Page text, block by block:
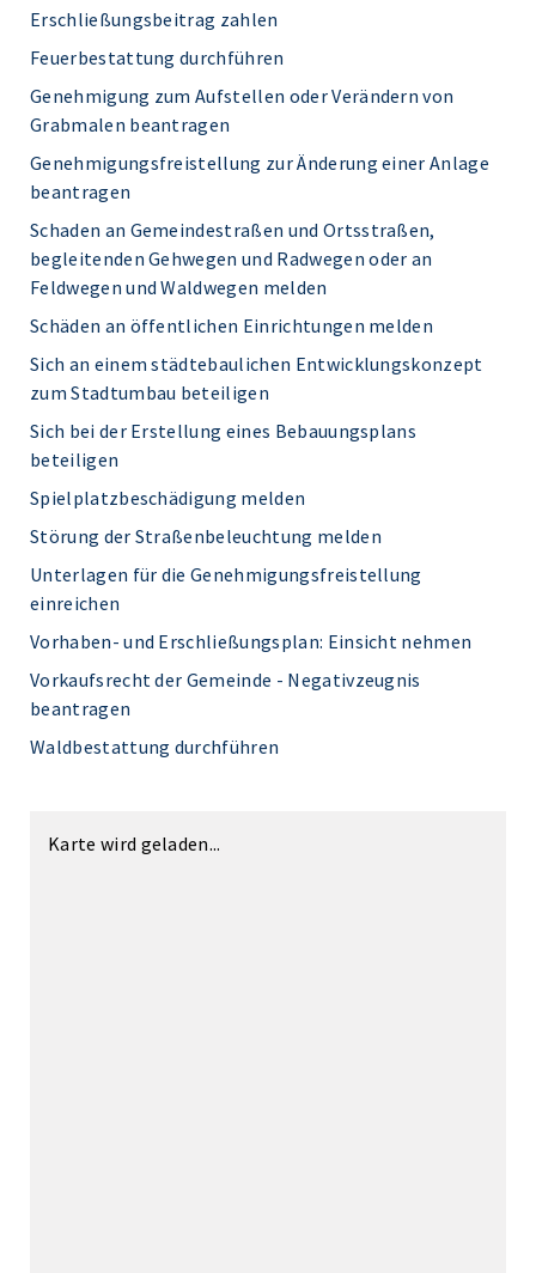
Erschließungsbeitrag zahlen
Feuerbestattung durchführen
Genehmigung zum Aufstellen oder Verändern von
Grabmalen beantragen
Genehmigungsfreistellung zur Änderung einer Anlage
beantragen
Schaden an Gemeindestraßen und Ortsstraßen,
begleitenden Gehwegen und Radwegen oder an
Feldwegen und Waldwegen melden
Schäden an öffentlichen Einrichtungen melden
Sich an einem städtebaulichen Entwicklungskonzept
zum Stadtumbau beteiligen
Sich bei der Erstellung eines Bebauungsplans
beteiligen
Spielplatzbeschädigung melden
Störung der Straßenbeleuchtung melden
Unterlagen für die Genehmigungsfreistellung
einreichen
Vorhaben- und Erschließungsplan: Einsicht nehmen
Vorkaufsrecht der Gemeinde - Negativzeugnis
beantragen
Waldbestattung durchführen
Karte wird geladen...